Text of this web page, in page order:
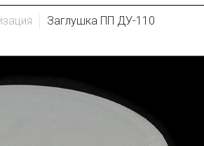
Заглушка ПП ДУ-110